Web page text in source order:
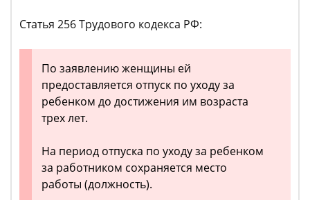
Статья 256 Трудового кодекса РФ:
По заявлению женщины ей
предоставляется отпуск по уходу за
ребенком до достижения им возраста
трех лет.
На период отпуска по уходу за ребенком
за работником сохраняется место
работы (должность).